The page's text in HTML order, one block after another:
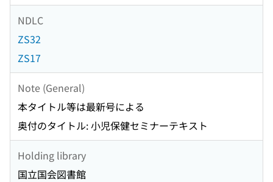
NDLC
ZS32
ZS17
Note (General)
本タイトル等は最新号による
奥付のタイトル: 小児保健セミナーテキスト
Holding library
国立国会図書館